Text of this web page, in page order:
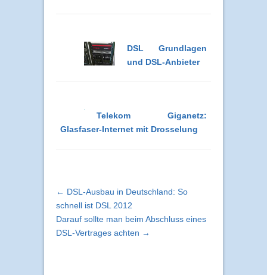
DSL Grundlagen
und DSL-Anbieter
Telekom Giganetz:
Glasfaser-Internet mit Drosselung
← DSL-Ausbau in Deutschland: So
schnell ist DSL 2012
Darauf sollte man beim Abschluss eines
DSL-Vertrages achten →